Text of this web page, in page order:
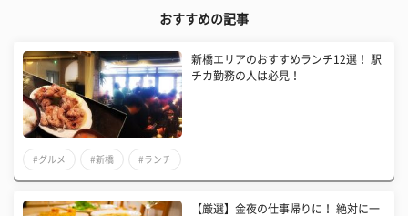
おすすめの記事
新橋エリアのおすすめランチ12選！ 駅
チカ勤務の人は必見！
#グルメ #新橋 #ランチ
【厳選】金夜の仕事帰りに！ 絶対に一